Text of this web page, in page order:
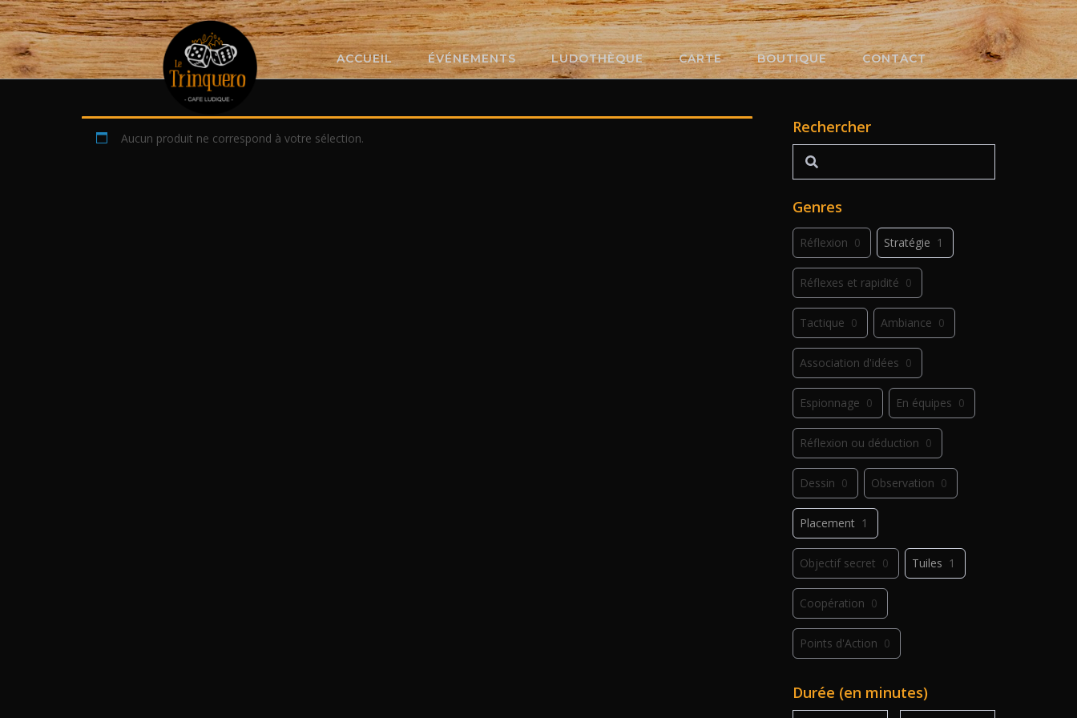
Skip
to
content
ACCUEIL ÉVÉNEMENTS LUDOTHÈQUE CARTE BOUTIQUE CONTACT
Aucun produit ne correspond à votre sélection.
Rechercher
Rechercher
Genres
Réflexion 0 Stratégie 1
Réflexes et rapidité 0
Tactique 0 Ambiance 0
Association d'idées 0
Espionnage 0 En équipes 0
Réflexion ou déduction 0
Dessin 0 Observation 0
Placement 1
Objectif secret 0 Tuiles 1
Coopération 0
Points d'Action 0
Déplacement 0
Durée (en minutes)